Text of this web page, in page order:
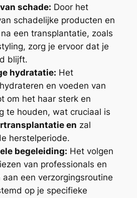
schade: Door het
schadelijke producten en
een transplantatie, zoals
zorg je ervoor dat je
blijft.
hydratatie: Het
en voeden van
om het haar sterk en
te houden, wat cruciaal is
en zal
herstelperiode.
begeleiding: Het volgen
van professionals en
een verzorgingsroutine
op je specifieke